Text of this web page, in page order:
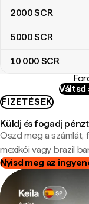
2000SCR
5000SCR
10 000 SCR
Váltsd
FIZETÉSEK
Küldj és fogadj
Oszd meg a számlát,
mexikói vagy brazil
Nyisd meg az